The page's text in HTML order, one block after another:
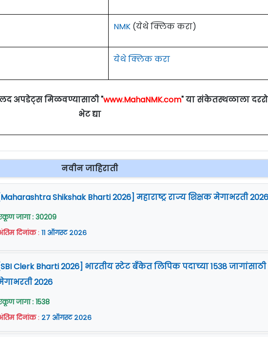
NMK (येथे क्लिक करा)
येथे क्लिक करा
अपडेट्स मिळवण्यासाठी "www.MahaNMK.com" या संकेतस्थळाला
भेट द्या
नवीन जाहिराती
[Maharashtra Shikshak Bharti 2026] महाराष्ट्र राज्य शिक्षक मेगाभरती 2026
जागा : 30209
दिनांक: ११ ऑगस्ट २०२६
[SBI Clerk Bharti 2026] भारतीय स्टेट बँकेत लिपिक पदाच्या 1538 जागांसाठी
2026
जागा : 1538
दिनांक: २७ ऑगस्ट २०२६